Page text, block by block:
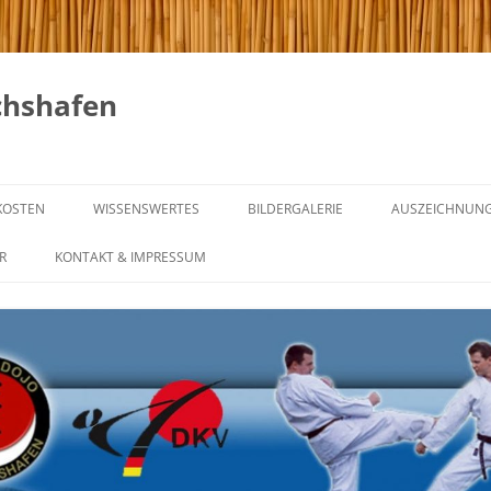
WISSENSWERTES
GICHIN FUNAKOSHI
GÜRTELGRADE UND IHRE
BEDEUTUNG
BILDERGALERIE
KONTAKT & IMPRESSUM